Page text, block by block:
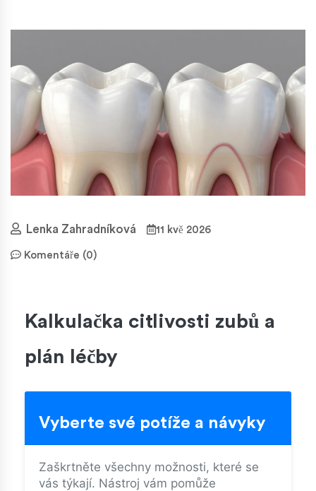
Lenka Zahradníková 11 kvě 2026
Komentáře (0)
Kalkulačka citlivosti zubů a
plán léčby
Vyberte své potíže a návyky
Zaškrtněte všechny možnosti, které se
vás týkají. Nástroj vám pomůže